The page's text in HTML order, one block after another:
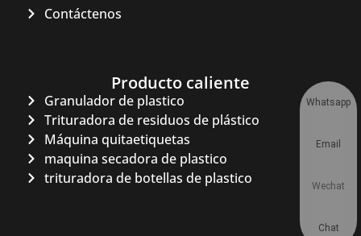
Contáctenos
Producto caliente
Granulador de plastico
Trituradora de residuos de plástico
Máquina quitaetiquetas
maquina secadora de plastico
trituradora de botellas de plastico
Whatsapp
Email
Wechat
Chat